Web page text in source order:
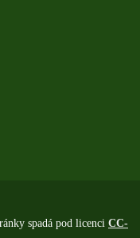
spadá pod licenci CC-